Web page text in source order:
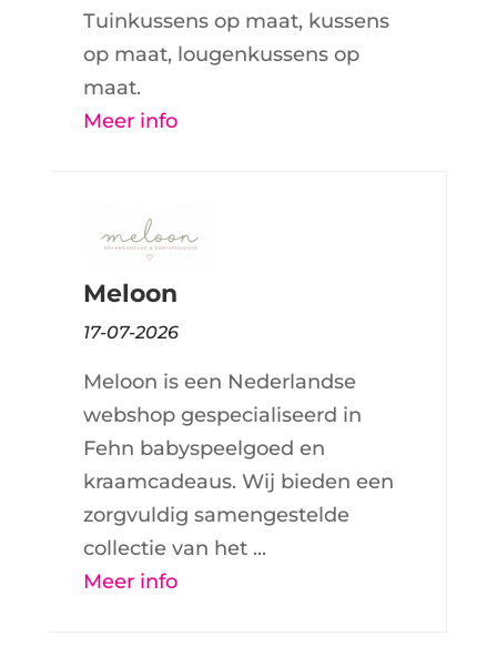
Tuinkussens op maat, kussens
op maat, lougenkussens op
maat.
Meer info
Meloon
17-07-2026
Meloon is een Nederlandse
webshop gespecialiseerd in
Fehn babyspeelgoed en
kraamcadeaus. Wij bieden een
zorgvuldig samengestelde
collectie van het ...
Meer info